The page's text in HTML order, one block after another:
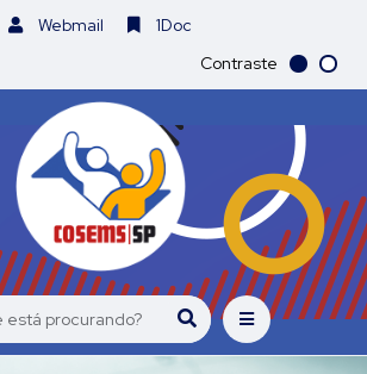
Webmail
1Doc
Contraste